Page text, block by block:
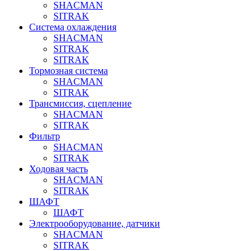
SHACMAN
SITRAK
Система охлаждения
SHACMAN
SITRAK
SITRAK
Тормозная система
SHACMAN
SITRAK
Трансмиссия, сцепление
SHACMAN
SITRAK
Фильтр
SHACMAN
SITRAK
Ходовая часть
SHACMAN
SITRAK
ШАФТ
ШАФТ
Электрооборудование, датчики
SHACMAN
SITRAK